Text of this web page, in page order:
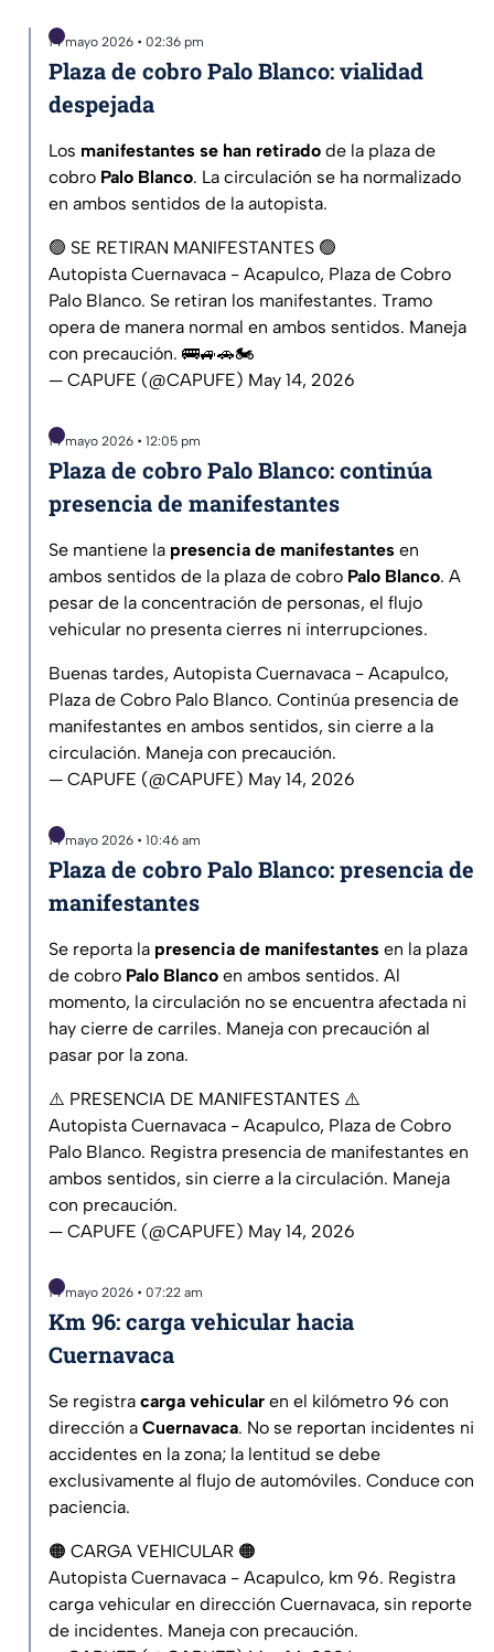
14 mayo 2026 • 02:36 pm
Plaza de cobro Palo Blanco: vialidad
despejada
Los manifestantes se han retirado de la plaza de
cobro Palo Blanco. La circulación se ha normalizado
en ambos sentidos de la autopista.
🟢 SE RETIRAN MANIFESTANTES 🟢
Autopista Cuernavaca - Acapulco, Plaza de Cobro
Palo Blanco. Se retiran los manifestantes. Tramo
opera de manera normal en ambos sentidos. Maneja
con precaución. 🚌🚙🚗🏍️
— CAPUFE (@CAPUFE) May 14, 2026
14 mayo 2026 • 12:05 pm
Plaza de cobro Palo Blanco: continúa
presencia de manifestantes
Se mantiene la presencia de manifestantes en
ambos sentidos de la plaza de cobro Palo Blanco. A
pesar de la concentración de personas, el flujo
vehicular no presenta cierres ni interrupciones.
Buenas tardes, Autopista Cuernavaca - Acapulco,
Plaza de Cobro Palo Blanco. Continúa presencia de
manifestantes en ambos sentidos, sin cierre a la
circulación. Maneja con precaución.
— CAPUFE (@CAPUFE) May 14, 2026
14 mayo 2026 • 10:46 am
Plaza de cobro Palo Blanco: presencia de
manifestantes
Se reporta la presencia de manifestantes en la plaza
de cobro Palo Blanco en ambos sentidos. Al
momento, la circulación no se encuentra afectada ni
hay cierre de carriles. Maneja con precaución al
pasar por la zona.
⚠️ PRESENCIA DE MANIFESTANTES ⚠️
Autopista Cuernavaca - Acapulco, Plaza de Cobro
Palo Blanco. Registra presencia de manifestantes en
ambos sentidos, sin cierre a la circulación. Maneja
con precaución.
— CAPUFE (@CAPUFE) May 14, 2026
14 mayo 2026 • 07:22 am
Km 96: carga vehicular hacia
Cuernavaca
Se registra carga vehicular en el kilómetro 96 con
dirección a Cuernavaca. No se reportan incidentes ni
accidentes en la zona; la lentitud se debe
exclusivamente al flujo de automóviles. Conduce con
paciencia.
🟠 CARGA VEHICULAR 🟠
Autopista Cuernavaca - Acapulco, km 96. Registra
carga vehicular en dirección Cuernavaca, sin reporte
de incidentes. Maneja con precaución.